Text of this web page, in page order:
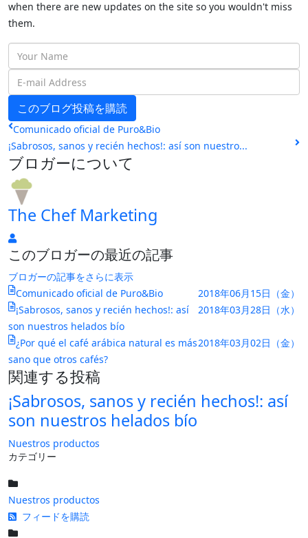
when there are new updates on the site so you wouldn't miss
them.
Your
Name
mail
Address
このブログ投稿を購読
Comunicado oficial de Puro&Bio
¡Sabrosos, sanos y recién hechos!: así son nuestro...
ブロガーについて
The Chef Marketing
The
Chef
Marketing
このブロガーの最近の記事
ブロガーの記事をさらに表示
2018年06月15日（金）
Comunicado oficial de Puro&Bio
2018年03月28日（水）
¡Sabrosos, sanos y recién hechos!: así
son nuestros helados bío
2018年03月02日（金）
¿Por qué el café arábica natural es más
sano que otros cafés?
関連する投稿
¡Sabrosos, sanos y recién hechos!: así
son nuestros helados bío
Nuestros productos
カテゴリー
Nuestros productos
フィードを購読